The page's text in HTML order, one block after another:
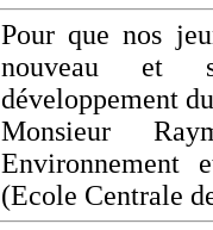
Pour que nos
nouveau et
développement
Monsieur
Environnement
(Ecole Centrale